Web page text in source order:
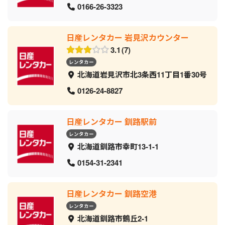
0166-26-3323
日産レンタカー 岩見沢カウンター
3.1 7
レンタカー
北海道岩見沢市北3条西11丁目1番30号
0126-24-8827
日産レンタカー 釧路駅前
レンタカー
北海道釧路市幸町13-1-1
0154-31-2341
日産レンタカー 釧路空港
レンタカー
北海道釧路市鶴丘2-1